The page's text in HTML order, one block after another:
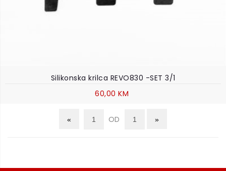
Silikonska krilca REVO830 -SET 3/1
60,00 KM
OD